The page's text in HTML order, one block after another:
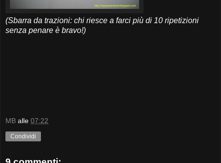
(Sbarra da trazioni: chi riesce a farci più di 10 ripetizioni
senza penare è bravo!)
MB alle 07:22
Condividi